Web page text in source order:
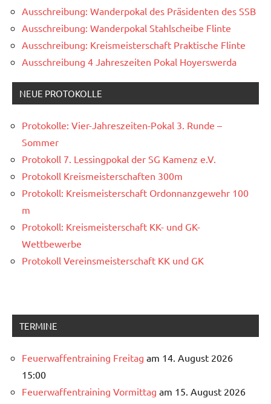
Ausschreibung: Wanderpokal des Präsidenten des SSB
Ausschreibung: Wanderpokal Stahlscheibe Flinte
Ausschreibung: Kreismeisterschaft Praktische Flinte
Ausschreibung 4 Jahreszeiten Pokal Hoyerswerda
NEUE PROTOKOLLE
Protokolle: Vier-Jahreszeiten-Pokal 3. Runde –
Sommer
Protokoll 7. Lessingpokal der SG Kamenz e.V.
Protokoll Kreismeisterschaften 300m
Protokoll: Kreismeisterschaft Ordonnanzgewehr 100
m
Protokoll: Kreismeisterschaft KK- und GK-
Wettbewerbe
Protokoll Vereinsmeisterschaft KK und GK
TERMINE
Feuerwaffentraining Freitag am 14. August 2026
15:00
Feuerwaffentraining Vormittag am 15. August 2026